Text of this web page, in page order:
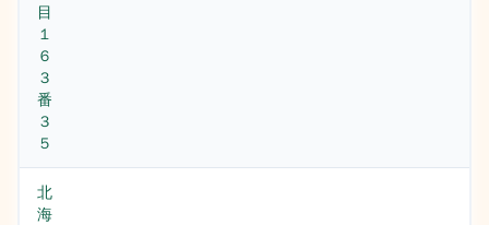
目
１
６
３
番
３
５
北
海